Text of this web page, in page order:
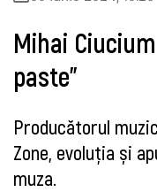
Mihai
paste”
Producătorul
Zone, evoluția și
muza.